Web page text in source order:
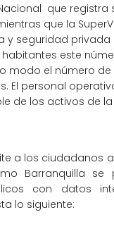
que
que la
y seguridad
este
modo el número
El personal
de los activos de
a los ciudadanos
Barranquilla se
con datos
lo siguiente: